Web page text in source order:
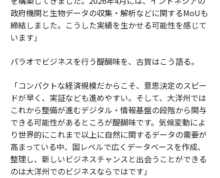
政府機関と生物データの収集・解析などに関するMoUも
締結しました。こうした実績を生かせる可能性を感じて
います」
パラオでビジネスを行う醍醐味を、古賀はこう語る。
「コンパクトな経済規模だからこそ、意思決定のスピー
ドが早く、実証なども進めやすい。そして、大洋州では
これから整備が進むデジタル・情報基盤の段階から関与
できる可能性があるところが醍醐味です。気候変動によ
り世界的にこれまで以上に自然に関するデータの需要が
高まっている中、国レベルで広くデータベースを作成、
整理し、新しいビジネスチャンスと出会うことができる
のは大洋州でのビジネスならではです」